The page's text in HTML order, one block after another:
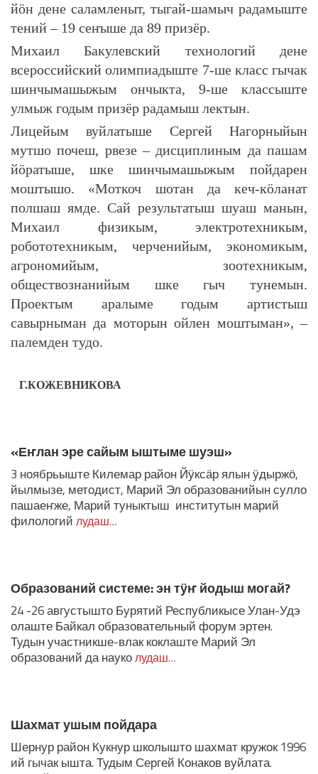
йӧн дене саламленыт, тыгай-шамыч радамыште
тений – 19 сеҥыше да 89 призёр.
Михаил Бакулевский технологий дене
всероссийский олимпиадыште 7-ше класс гычак
шинчымашыжым ончыкта, 9-ше классыште
улмыж годым призёр радамыш лектын.
Лицейым вуйлатыше Сергей Нагорныйын
мутшо почеш, рвезе – дисциплиным да пашам
йӧратыше, шке шинчымашыжым пойдарен
моштышо. «Моткоч шотан да кеч-кӧланат
полшаш ямде. Сай результатыш шуаш манын,
Михаил физикым, электротехникым,
робототехникым, черченийым, экономикым,
агрономийым, зоотехникым,
обществознанийым шке гыч тунемын.
Проектым аралыме годым артистыш
савырныман да моторын ойлен моштыман», –
палемден тудо.
Г.КОЖЕВНИКОВА
«Еҥлан эре сайым ыштыме шуэш»
3 ноябрьыште Килемар район Йӱксӓр ялын ӱдыржӧ,
йылмызе, методист, Марий Эл образованийын сулло
пашаеҥже, Марий туныктыш институтын марий
филологий лудаш…
Образований системе: эн тӱҥ йодыш могай?
24 -26 августышто Бурятий Республикысе Улан-Удэ
олаште Байкал образовательный форум эртен.
Тудын участникше-влак коклаште Марий Эл
образований да науколудаш…
Шахмат ушым пойдара
Шернур район Кукнур школышто шахмат кружок 1996
ий гычак ышта. Тудым Сергей Конаков вуйлата.